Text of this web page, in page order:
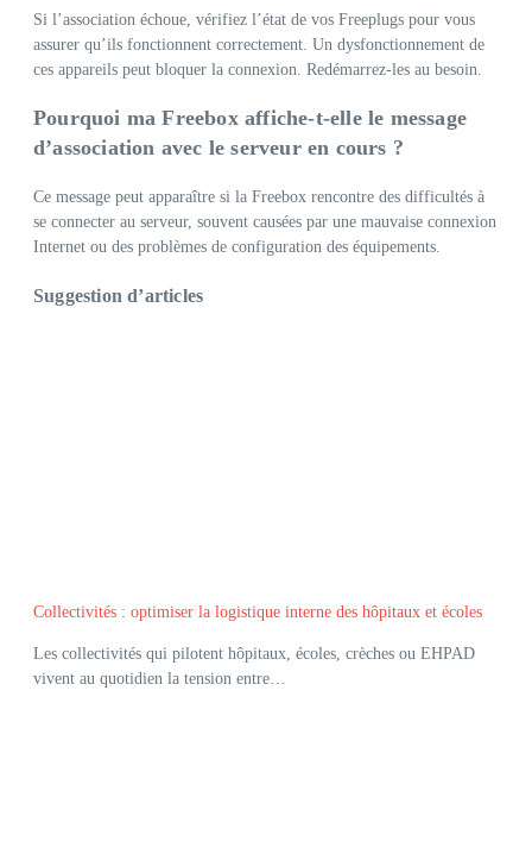
Si l’association échoue, vérifiez l’état de vos Freeplugs pour vous
assurer qu’ils fonctionnent correctement. Un dysfonctionnement de
ces appareils peut bloquer la connexion. Redémarrez-les au besoin.
Pourquoi ma Freebox affiche-t-elle le message
d’association avec le serveur en cours ?
Ce message peut apparaître si la Freebox rencontre des difficultés à
se connecter au serveur, souvent causées par une mauvaise connexion
Internet ou des problèmes de configuration des équipements.
Suggestion d’articles
Collectivités : optimiser la logistique interne des hôpitaux et écoles
Les collectivités qui pilotent hôpitaux, écoles, crèches ou EHPAD
vivent au quotidien la tension entre…